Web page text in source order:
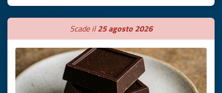
Scade il25 agosto 2026